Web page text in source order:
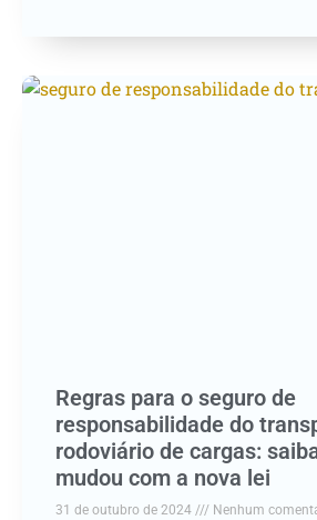
Regras para o seguro de
responsabilidade do
rodoviário de cargas:
mudou com a nova lei
31 de outubro de 2024 Nenhum